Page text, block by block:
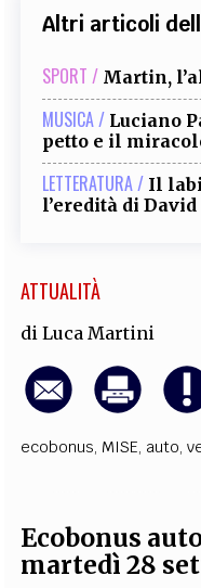
Altri articoli
SPORT / Martin,
MUSICA / Luciano
petto e il
LETTERATURA / Il
l’eredità di
ATTUALITÀ
diLuca Martini
ecobonus, MISE, auto,
Ecobonus
martedì 28